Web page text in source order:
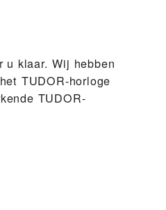
u klaar. Wij hebben
TUDOR-horloge
TUDOR-